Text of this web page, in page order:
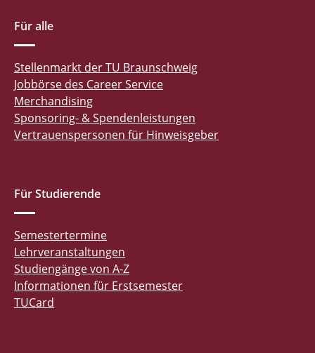
Für alle
Stellenmarkt der TU Braunschweig
Jobbörse des Career Service
Merchandising
Sponsoring- & Spendenleistungen
Vertrauenspersonen für Hinweisgeber
Für Studierende
Semestertermine
Lehrveranstaltungen
Studiengänge von A-Z
Informationen für Erstsemester
TUCard